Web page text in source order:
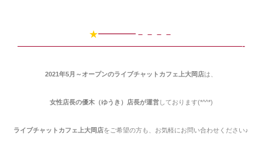
★━━━━－－－－
————————————————————————-
2021年5月～オープンのライブチャットカフェ上大岡店は、
女性店長の優木（ゆうき）店長が運営しております(*^^*)
ライブチャットカフェ上大岡店をご希望の方も、お気軽にお問い合わせください♪